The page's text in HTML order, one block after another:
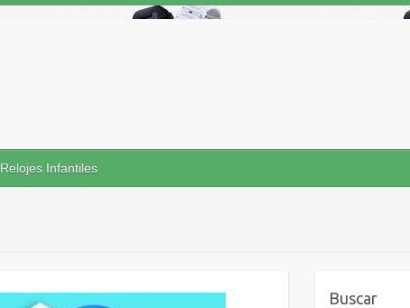
Relojes Infantiles
Buscar